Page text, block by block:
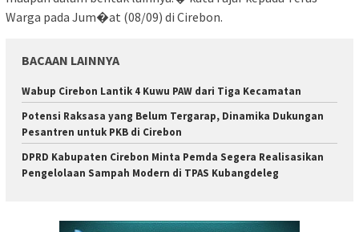
Warga pada Jum�at (08/09) di Cirebon.
BACAAN LAINNYA
Wabup Cirebon Lantik 4 Kuwu PAW dari Tiga Kecamatan
Potensi Raksasa yang Belum Tergarap, Dinamika Dukungan
Pesantren untuk PKB di Cirebon
DPRD Kabupaten Cirebon Minta Pemda Segera Realisasikan
Pengelolaan Sampah Modern di TPAS Kubangdeleg